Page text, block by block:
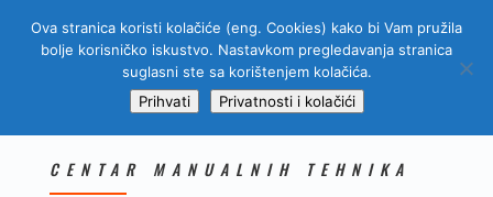
CENTAR MANUALNIH TEHNIKA
Ova stranica koristi kolačiće (eng. Cookies) kako bi Vam pružila
bolje korisničko iskustvo. Nastavkom pregledavanja stranica
suglasni ste sa korištenjem kolačića.
Prihvati
Privatnosti i kolačići